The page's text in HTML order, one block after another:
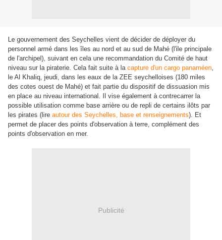
Le gouvernement des Seychelles vient de décider de déployer du
personnel armé dans les îles au nord et au sud de Mahé (l'ile principale
de l'archipel), suivant en cela une recommandation du Comité de haut
niveau sur la piraterie. Cela fait suite à la capture d'un cargo panaméen,
le Al Khaliq, jeudi, dans les eaux de la ZEE seychelloises (180 miles
des cotes ouest de Mahé) et fait partie du dispositif de dissuasion mis
en place au niveau international. Il vise également à contrecarrer la
possible utilisation comme base arrière ou de repli de certains ilôts par
les pirates (lire autour des Seychelles, base et renseignements). Et
permet de placer des points d'observation à terre, complément des
points d'observation en mer.
Publicité